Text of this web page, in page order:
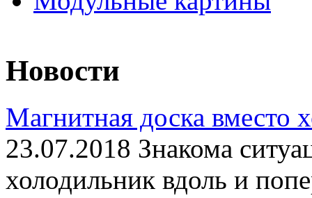
Новости
Магнитная доска вместо
23.07.2018 Знакома
холодильник вдоль и